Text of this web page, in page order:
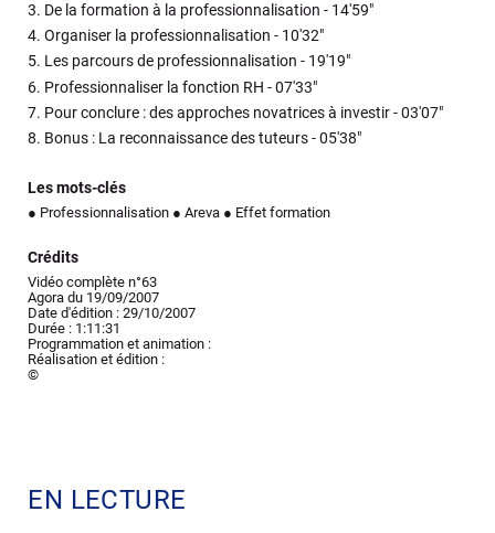
3. De la formation à la professionnalisation - 14'59"
4. Organiser la professionnalisation - 10'32"
5. Les parcours de professionnalisation - 19'19"
6. Professionnaliser la fonction RH -07'33"
7. Pour conclure : des approches novatrices à investir -03'07"
8. Bonus : La reconnaissance des tuteurs -05'38"
Les mots-clés
● Professionnalisation ● Areva ● Effet formation
Crédits
Vidéo complète n°63
Agora du 19/09/2007
Date d'édition : 29/10/2007
Durée : 1:11:31
Programmation et animation :
Réalisation et édition :
©
EN LECTURE